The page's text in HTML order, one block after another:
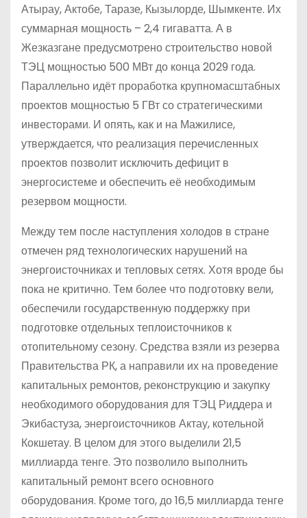
Атырау, Актобе, Таразе, Кызылорде, Шымкенте. Их
суммарная мощность – 2,4 гигаватта. А в
Жезказгане предусмотрено строительство новой
ТЭЦ мощностью 500 МВт до конца 2029 года.
Параллельно идёт проработка крупномасштабных
проектов мощностью 5 ГВт со стратегическими
инвесторами. И опять, как и на Мажилисе,
утверждается, что реализация перечисленных
проектов позволит исключить дефицит в
энергосистеме и обеспечить её необходимым
резервом мощности.
Между тем после наступления холодов в стране
отмечен ряд технологических нарушений на
энергоисточниках и тепловых сетях. Хотя вроде бы
пока не критично. Тем более что подготовку вели,
обеспечили государственную поддержку при
подготовке отдельных теплоисточников к
отопительному сезону. Средства взяли из резерва
Правительства РК, а направили их на проведение
капитальных ремонтов, реконструкцию и закупку
необходимого оборудования для ТЭЦ Риддера и
Экибастуза, энергоисточников Актау, котельной
Кокшетау. В целом для этого выделили 21,5
миллиарда тенге. Это позволило выполнить
капитальный ремонт всего основного
оборудования. Кроме того, до 16,5 миллиарда тенге